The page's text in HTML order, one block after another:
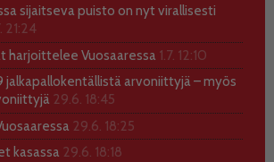
sijaitseva puisto on nyt virallisesti
21:24
harjoittelee Vuosaaressa 1.7. 12:10
jalkapallokentällistä arvoniittyjä – myös
29.6. 18:45
29.6. 18:25
kasassa 29.6. 18:18